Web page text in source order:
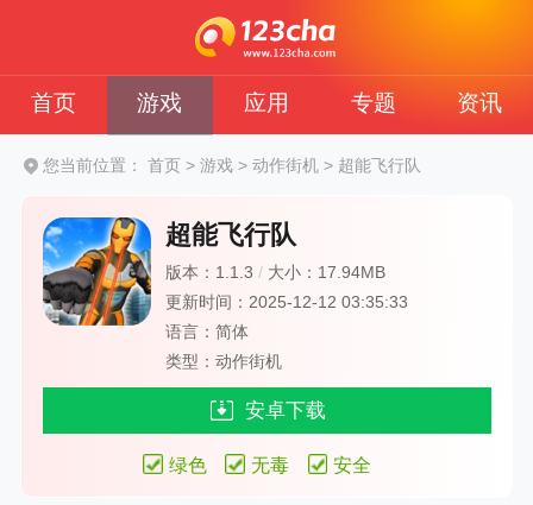
首页 游戏 应用 专题 资讯
您当前位置： 首页 > 游戏 > 动作街机 >超能飞行队
超能飞行队
版本：1.1.3/ 大小：17.94MB
更新时间：2025-12-12 03:35:33
语言：简体
类型：动作街机
安卓下载
绿色 无毒 安全